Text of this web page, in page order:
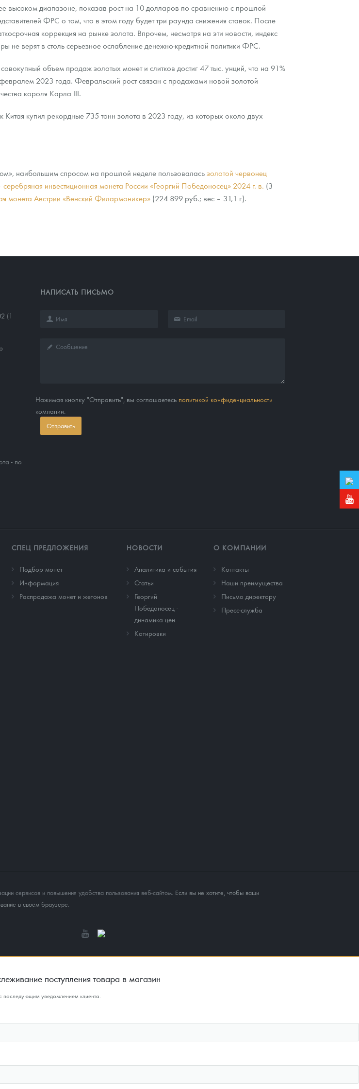
высоком диапазоне, показав рост на 10 долларов по сравнению с прошлой
ФРС о том, что в этом году будет три раунда снижения ставок. После
коррекция на рынке золота. Впрочем, несмотря на эти новости, индекс
не верят в столь серьезное ослабление денежно-кредитной политики ФРС.
объем продаж золотых монет и слитков достиг 47 тыс. унций, что на 91%
2023 года. Февральский рост связан с продажами новой золотой
короля Карла III.
купил рекордные 735 тонн золота в 2023 году, из которых около двух
наибольшим спросом на прошлой неделе пользоваласьзолотой червонец
серебряная инвестиционная монета России «Георгий Победоносец» 2024 г. в. (3
монета Австрии «Венский Филармоникер» (224 899 руб.; вес – 31,1 г).
(1
- по
НАПИСАТЬ ПИСЬМО
Нажимая кнопку "Отправить", вы соглашаетесь политикой конфиденциальности
компании.
Отправить
СПЕЦ ПРЕДЛОЖЕНИЯ
Подбор монет
Информация
Распродажа монет и жетонов
НОВОСТИ
Аналитика и события
Cтатьи
Георгий
Победоносец -
динамика цен
Котировки
О КОМПАНИИ
Контакты
Наши преимущества
Письмо директору
Пресс-служба
сервисов и повышения удобства пользования веб-сайтом . Если вы не хотите, чтобы ваши
в своём браузере.
поступления товара в магазин
последующим уведомлением клиента.